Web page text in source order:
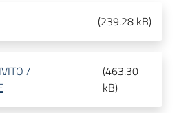
(239.28 kB)
/
(463.30
kB)